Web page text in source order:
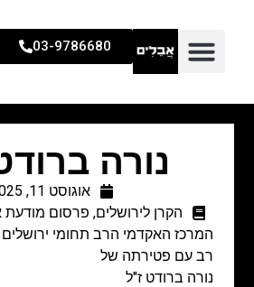
03-9786680
נורה
אוגוסט 11, 2025
הקרן לירושלים, פרסום מודעת
המרכז האקדמי הרב תחומי
רב עם פטירתה של
נורה ברודט ז"ל